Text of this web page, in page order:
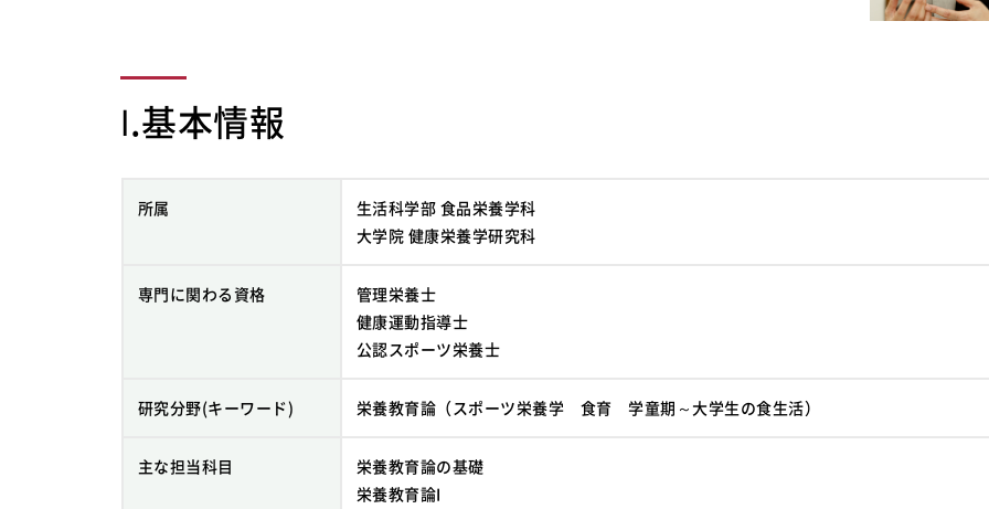
Ⅰ.基本情報
所属
生活科学部 食品栄養学科
大学院 健康栄養学研究科
専門に関わる資格
管理栄養士
健康運動指導士
公認スポーツ栄養士
研究分野(キーワード) 栄養教育論（スポーツ栄養学 食育 学童期～大学生の食生活）
主な担当科目
栄養教育論の基礎
栄養教育論I